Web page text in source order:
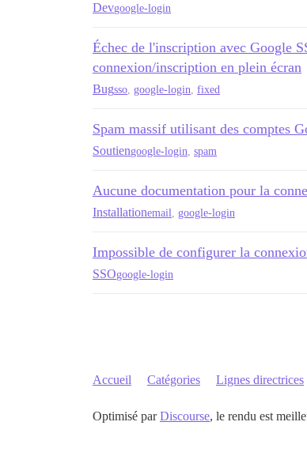
Devgoogle-login
Échec de l'inscription avec Google
connexion/inscription en plein écran
Bugsso google-login fixed
Spam massif utilisant des comptes
Soutiengoogle-login spam
Aucune documentation pour la
Installationemail google-login
Impossible de configurer la
SSOgoogle-login
Accueil Catégories Lignes directrices
Optimisé parDiscourse, le rendu est